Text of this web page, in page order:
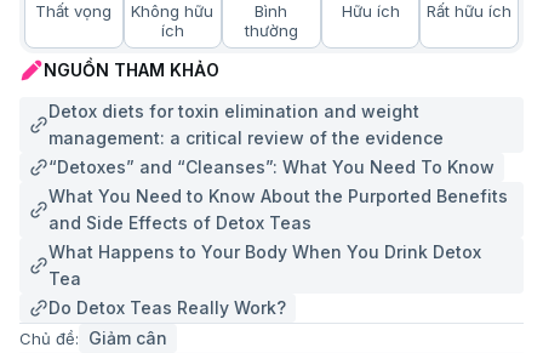
Thất vọng
Không hữu
ích
Bình
thường
Hữu ích Rất hữu ích
NGUỒN THAM KHẢO
Detox diets for toxin elimination and weight
management: a critical review of the evidence
“Detoxes” and “Cleanses”: What You Need To Know
What You Need to Know About the Purported Benefits
and Side Effects of Detox Teas
What Happens to Your Body When You Drink Detox
Tea
Do Detox Teas Really Work?
Chủ đề: Giảm cân